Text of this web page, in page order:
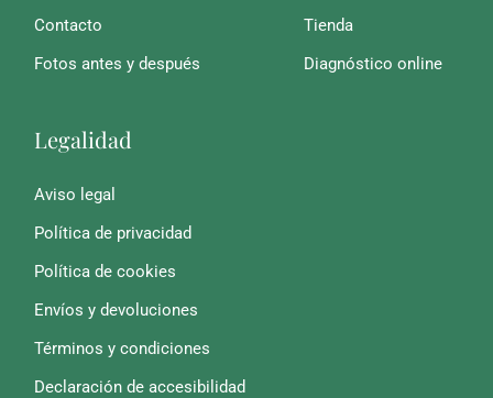
Contacto
Fotos antes y después
Tienda
Diagnóstico online
Legalidad
Aviso legal
Política de privacidad
Política de cookies
Envíos y devoluciones
Términos y condiciones
Declaración de accesibilidad